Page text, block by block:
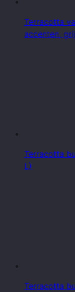
Terracotta
accenten,
Terracotta
L)
Terracotta